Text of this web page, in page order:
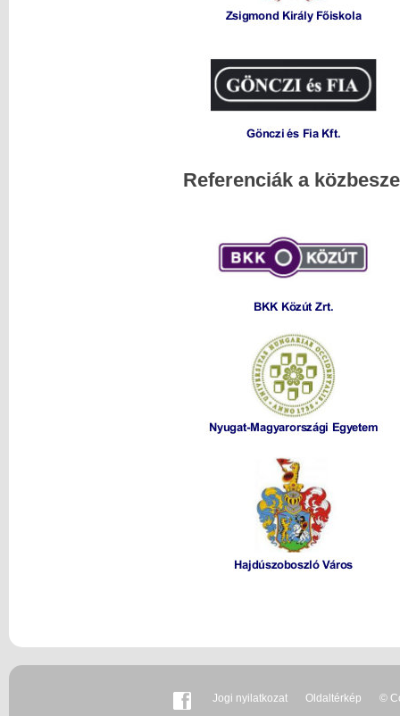
Referenciák a
Jogi nyilatkozat Oldaltérkép ©